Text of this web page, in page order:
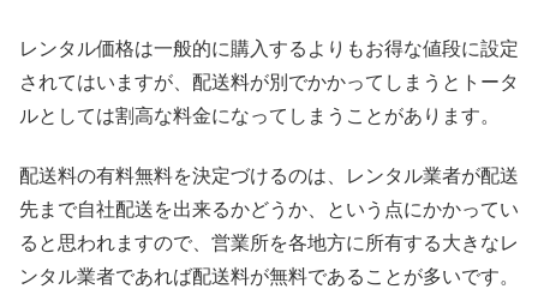
レンタル価格は一般的に購入するよりもお得な値段に設定
されてはいますが、配送料が別でかかってしまうとトータ
ルとしては割高な料金になってしまうことがあります。
配送料の有料無料を決定づけるのは、レンタル業者が配送
先まで自社配送を出来るかどうか、という点にかかってい
ると思われますので、営業所を各地方に所有する大きなレ
ンタル業者であれば配送料が無料であることが多いです。